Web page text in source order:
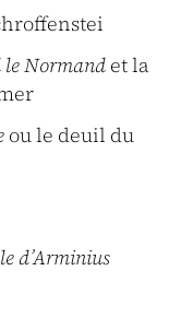
le Normand et la
ou le deuil du
d’Arminius